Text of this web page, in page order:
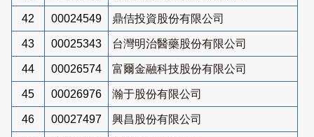
42 00024549 鼎佶投資股份有限公司
43 00025343 台灣明治醫藥股份有限公司
44 00026574 富爾金融科技股份有限公司
45 00026976 瀚于股份有限公司
46 00027497 興昌股份有限公司